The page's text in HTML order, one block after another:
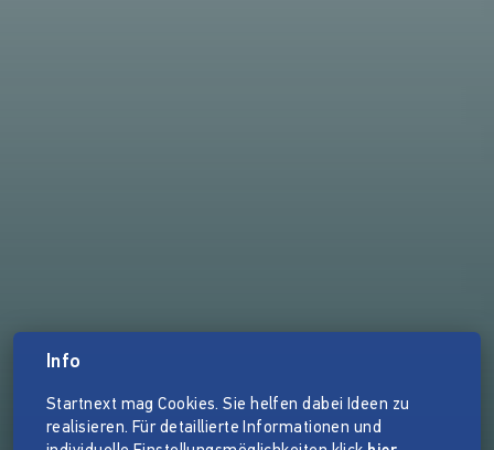
Info
Startnext mag Cookies. Sie helfen dabei Ideen zu
realisieren. Für detaillierte Informationen und